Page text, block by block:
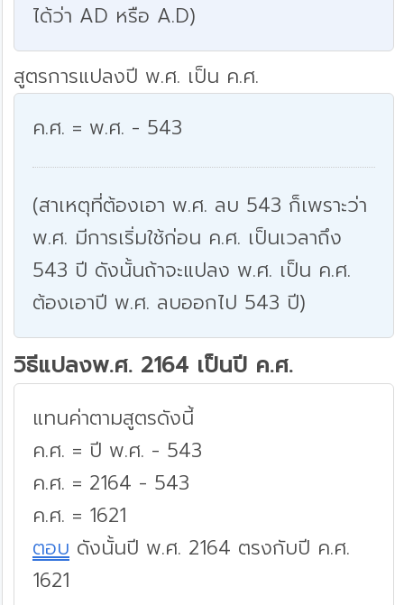
ได้ว่า AD หรือ A.D)
สูตรการแปลงปี พ.ศ. เป็น ค.ศ.
ค.ศ. = พ.ศ. - 543
(สาเหตุที่ต้องเอา พ.ศ. ลบ 543 ก็เพราะว่า
พ.ศ. มีการเริ่มใช้ก่อน ค.ศ. เป็นเวลาถึง
543 ปี ดังนั้นถ้าจะแปลง พ.ศ. เป็น ค.ศ.
ต้องเอาปี พ.ศ. ลบออกไป 543 ปี)
วิธีแปลงพ.ศ. 2164 เป็นปี ค.ศ.
แทนค่าตามสูตรดังนี้
ค.ศ. = ปี พ.ศ. - 543
ค.ศ. = 2164 - 543
ค.ศ. = 1621
ตอบ ดังนั้นปี พ.ศ. 2164 ตรงกับปี ค.ศ.
1621